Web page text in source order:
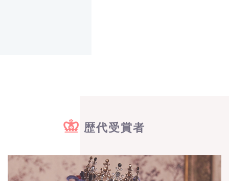
歴代受賞者